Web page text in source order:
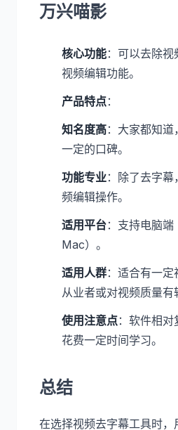
万兴喵影
核心功能：可以去除
视频编辑功能。
产品特点：
知名度高：大家都知
一定的口碑。
功能专业：除了去字
频编辑操作。
适用平台：支持电脑端
Mac）。
适用人群：适合有一
从业者或对视频质量有
使用注意点：软件相
花费一定时间学习。
总结
在选择视频去字幕工具时